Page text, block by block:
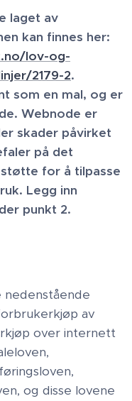
laget av
kan finnes her:
lov-og-
2179-2.
som en mal, og er
Webnode er
skader påvirket
på det
for å tilpasse
Legg inn
punkt 2.
av
over internett
og disse lovene